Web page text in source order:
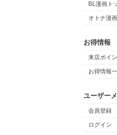
BL漫画ト
オトナ漫
お得情報
来店ポイ
お得情報
ユーザー
会員登録
ログイン